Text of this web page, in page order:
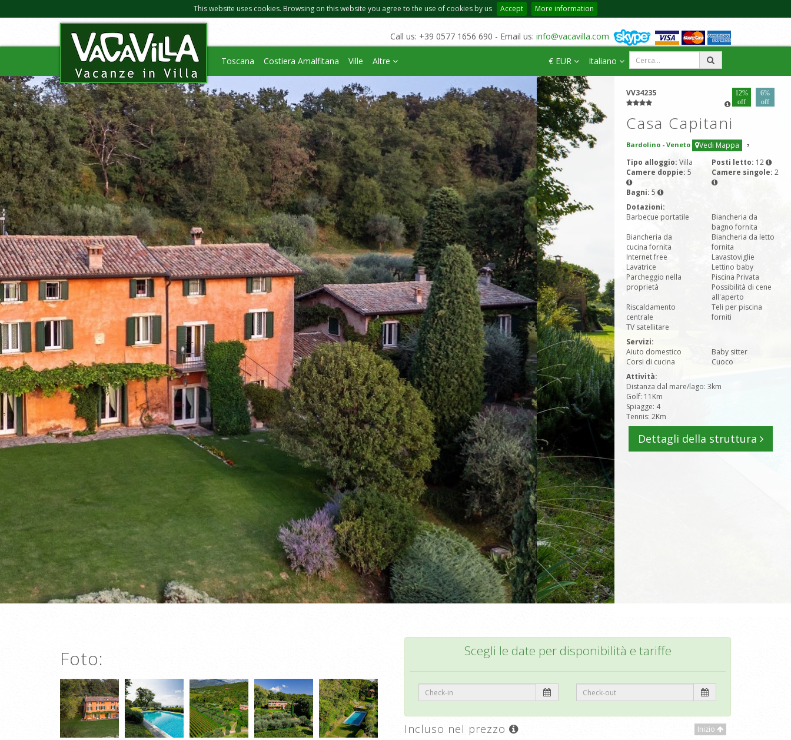
This website uses cookies. Browsing on this website you agree to the use of cookies by us Accept More information
Call us: +39 0577 1656 690 - Email us: info@vacavilla.com
Toscana Costiera Amalfitana Ville Altre € EUR Italiano
VV34235
12%
off
6%
off
Casa Capitani
Bardolino - Veneto Vedi Mappa 7
Tipo alloggio: Villa Posti letto: 12
Camere doppie: 5 Camere singole: 2
Bagni: 5
Dotazioni:
Barbecue portatile
Biancheria da
bagno fornita
Biancheria da
cucina fornita
Biancheria da letto
fornita
Internet free
Lavastoviglie
Lavatrice
Lettino baby
Parcheggio nella
proprietà
Piscina Privata
Possibilità di cene
all'aperto
Riscaldamento
centrale
Teli per piscina
forniti
TV satellitare
Servizi:
Aiuto domestico
Baby sitter
Corsi di cucina
Cuoco
Attività:
Distanza dal mare/lago: 3km
Golf: 11Km
Spiagge: 4
Tennis: 2Km
Dettagli della struttura
Foto: Scegli le date per disponibilità e tariffe
Inizio
Incluso nel prezzo